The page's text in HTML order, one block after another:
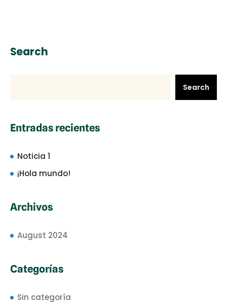
Search
Search
Entradas recientes
Noticia 1
¡Hola mundo!
Archivos
August 2024
Categorías
Sin categoría